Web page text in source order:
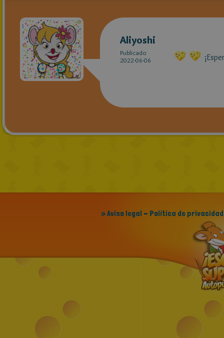
Aliyoshi
Publicado
2022-06-06
» Aviso legal - Política de privacidad